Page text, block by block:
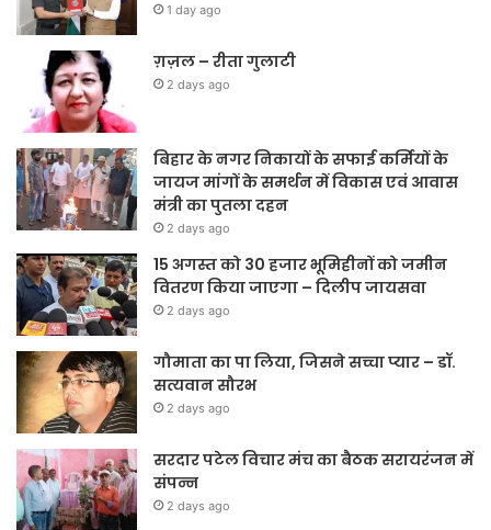
1 day ago
ग़ज़ल – रीता गुलाटी
2 days ago
बिहार के नगर निकायों के सफाई कर्मियों के
जायज मांगों के समर्थन में विकास एवं आवास
मंत्री का पुतला दहन
2 days ago
15 अगस्त को 30 हजार भूमिहीनों को जमीन
वितरण किया जाएगा – दिलीप जायसवा
2 days ago
गौमाता का पा लिया, जिसने सच्चा प्यार – डॉ.
सत्यवान सौरभ
2 days ago
सरदार पटेल विचार मंच का बैठक सरायरंजन में
संपन्न
2 days ago